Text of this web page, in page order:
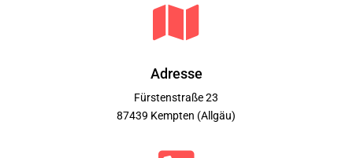

Adresse
Fürstenstraße 23
87439 Kempten (Allgäu)